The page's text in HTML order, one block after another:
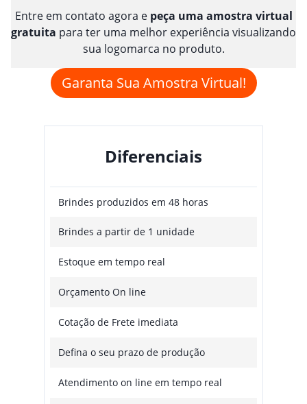
Entre em contato agora e peça uma amostra virtual
gratuita para ter uma melhor experiência visualizando
sua logomarca no produto.
Garanta Sua Amostra Virtual!
Diferenciais
Brindes produzidos em 48 horas
Brindes a partir de 1 unidade
Estoque em tempo real
Orçamento On line
Cotação de Frete imediata
Defina o seu prazo de produção
Atendimento on line em tempo real